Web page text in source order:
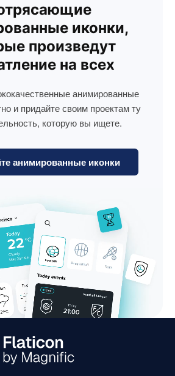
иконки,
произведут
на всех
анимированные
и придайте своим проектам ту
которую вы ищете.
анимированные иконки